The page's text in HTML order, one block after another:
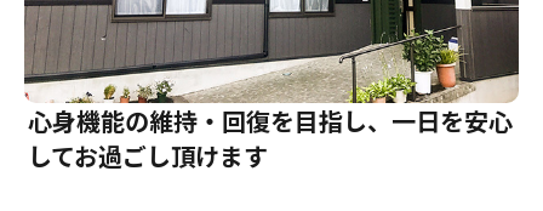
心身機能の維持・回復を目指し、一日を安心
してお過ごし頂けます